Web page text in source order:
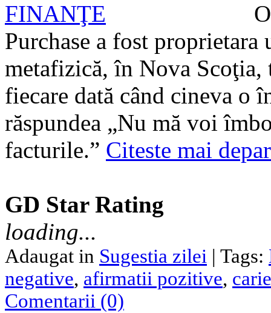
Purchase a fost
metafizică, în Nova
fiecare dată când cineva o
răspundea „Nu mă voi
facturile.” Citeste mai
GD Star Rating
loading...
Adaugat in Sugestia zilei | Tags:
negative, afirmatii pozitive,
Comentarii (0)